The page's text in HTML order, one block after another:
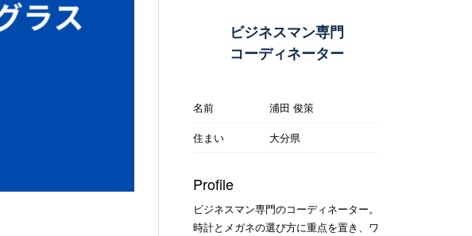
ビジネスマン専門
コーディネーター
名前
浦田 俊策
住まい
大分県
Profile
ビジネスマン専門のコーディネーター。
時計とメガネの選び方に重点を置き、ワ